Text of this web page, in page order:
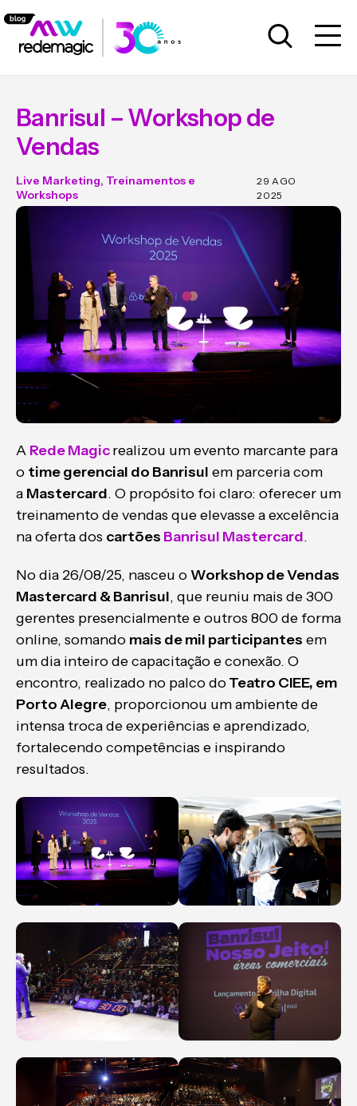
Banrisul – Workshop de
Vendas
Live Marketing, Treinamentos e
Workshops
29 AGO
2025
A Rede Magicrealizou um evento marcante para
o time gerencial do Banrisul em parceria com
a Mastercard. O propósito foi claro: oferecer um
treinamento de vendas que elevasse a excelência
na oferta dos cartões Banrisul Mastercard.
No dia 26/08/25, nasceu oWorkshop de Vendas
Mastercard & Banrisul, que reuniu mais de 300
gerentes presencialmente e outros 800 de forma
online, somando mais de mil participantes em
um dia inteiro de capacitação e conexão. O
encontro, realizado no palco doTeatro CIEE, em
Porto Alegre, proporcionou um ambiente de
intensa troca de experiências e aprendizado,
fortalecendo competências e inspirando
resultados.